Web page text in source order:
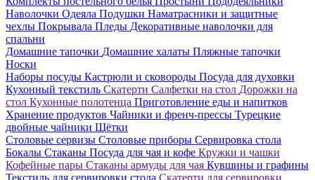
Наволочки Одеяла Подушки Наматрасники и защитные
чехлы Покрывала Пледы Декоративные наволочки для
спальни
Домашние тапочки Домашние халаты Пляжные тапочки
Носки
Наборы посуды Кастрюли и сковороды Посуда для духовки
Кухонный текстиль Скатерти Салфетки на стол Дорожки на
стол Кухонные полотенца Приготовление еды и напитков
Хранение продуктов Чайники и френч-прессы Турецкие
двойные чайники Щётки
Столовые сервизы Столовые приборы Сервировка стола
Бокалы Стаканы Посуда для чая и кофе Кружки и чашки
Кофейные пары Стаканы армуды для чая Кувшины и графины
Текстиль для сервировки стола Скатерти для сервировки